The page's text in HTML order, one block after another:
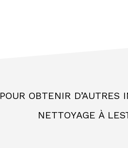
POUR OBTENIR D’AUTRES
NETTOYAGE À